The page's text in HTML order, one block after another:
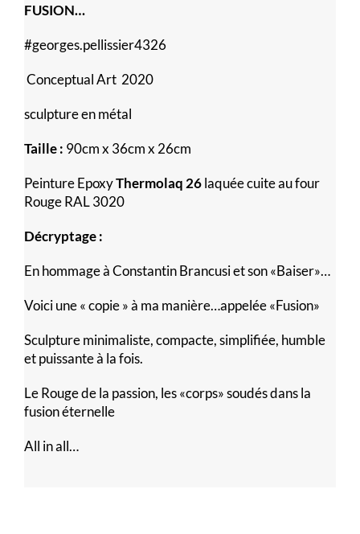
FUSION…
#georges.pellissier4326
Conceptual Art 2020
sculpture en métal
Taille : 90cm x 36cm x 26cm
Peinture EpoxyThermolaq 26laquée cuite au four
Rouge RAL 3020
Décryptage :
En hommage à Constantin Brancusi et son «Baiser»…
Voici une « copie » à ma manière…appelée «Fusion»
Sculpture minimaliste, compacte, simplifiée, humble
et puissante à la fois.
Le Rouge de la passion, les «corps» soudés dans la
fusion éternelle
All in all…